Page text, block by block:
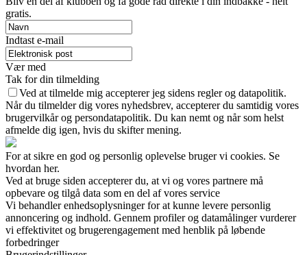
gratis.
Indtast e-mail
Vær med
Tak for din tilmelding
Ved at tilmelde mig accepterer jeg sidens regler og datapolitik.
Når du tilmelder dig vores nyhedsbrev, accepterer du samtidig vores
brugervilkår og persondatapolitik. Du kan nemt og når som helst
afmelde dig igen, hvis du skifter mening.
For at sikre en god og personlig oplevelse bruger vi cookies. Se
hvordan her.
Ved at bruge siden accepterer du, at vi og vores partnere må
opbevare og tilgå data som en del af vores service
Vi behandler enhedsoplysninger for at kunne levere personlig
annoncering og indhold. Gennem profiler og datamålinger vurderer
vi effektivitet og brugerengagement med henblik på løbende
forbedringer